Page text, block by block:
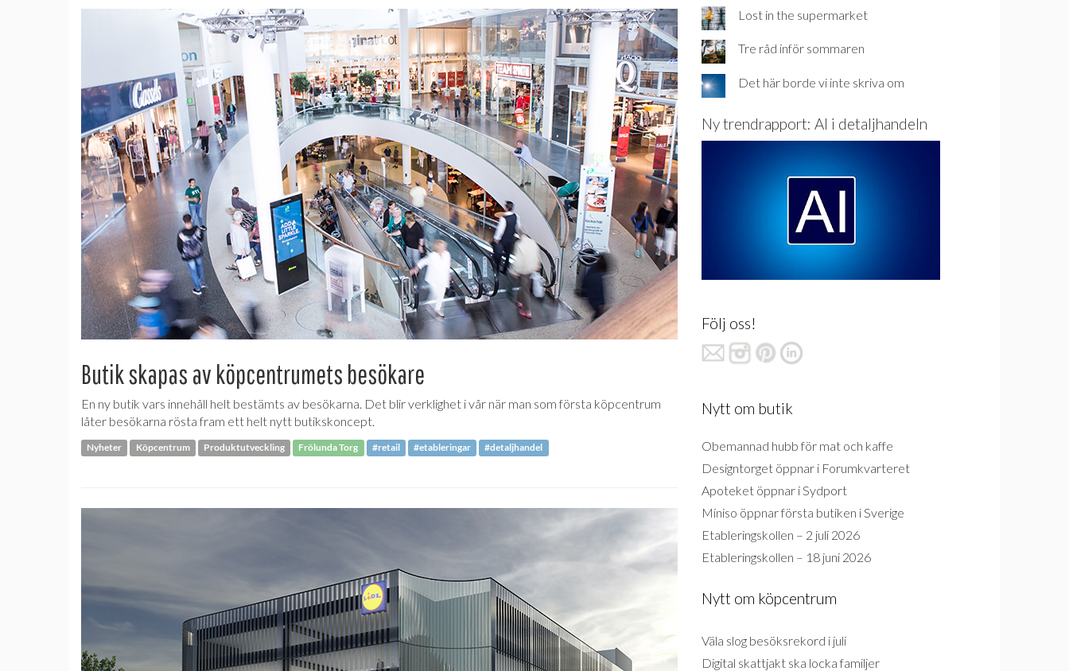
Butik skapas av köpcentrumets besökare
En ny butik vars innehåll helt bestämts av besökarna. Det blir verklighet i vår när man som första köpcentrum
låter besökarna rösta fram ett helt nytt butikskoncept.
Nyheter Köpcentrum Produktutveckling Frölunda Torg #retail #etableringar #detaljhandel
Lost in the supermarket
Tre råd inför sommaren
Det här borde vi inte skriva om
Ny trendrapport: AI i detaljhandeln
Följ oss!
Nytt om butik
Obemannad hubb för mat och kaffe
Designtorget öppnar i Forumkvarteret
Apoteket öppnar i Sydport
Miniso öppnar första butiken i Sverige
Etableringskollen – 2 juli 2026
Etableringskollen – 18 juni 2026
Nytt om köpcentrum
Väla slog besöksrekord i juli
Digital skattjakt ska locka familjer